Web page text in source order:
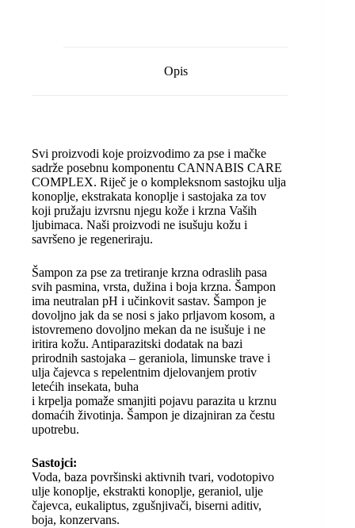
y
n
k
e
o
k
t
p
p
s
g
e
r
b
e
i
r
Opis
Svi proizvodi koje proizvodimo za pse i mačke
sadrže posebnu komponentu CANNABIS CARE
COMPLEX. Riječ je o kompleksnom sastojku ulja
konoplje, ekstrakata konoplje i sastojaka za tov
koji pružaju izvrsnu njegu kože i krzna Vaših
ljubimaca. Naši proizvodi ne isušuju kožu i
savršeno je regeneriraju.
Šampon za pse za tretiranje krzna odraslih pasa
svih pasmina, vrsta, dužina i boja krzna. Šampon
ima neutralan pH i učinkovit sastav. Šampon je
dovoljno jak da se nosi s jako prljavom kosom, a
istovremeno dovoljno mekan da ne isušuje i ne
iritira kožu. Antiparazitski dodatak na bazi
prirodnih sastojaka – geraniola, limunske trave i
ulja čajevca s repelentnim djelovanjem protiv
letećih insekata, buha
i krpelja pomaže smanjiti pojavu parazita u krznu
domaćih životinja. Šampon je dizajniran za čestu
upotrebu.
Sastojci:
Voda, baza površinski aktivnih tvari, vodotopivo
ulje konoplje, ekstrakti konoplje, geraniol, ulje
čajevca, eukaliptus, zgušnjivači, biserni aditiv,
boja, konzervans.